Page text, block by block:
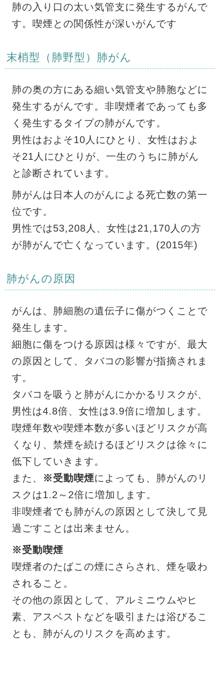
肺の入り口の太い気管支に発生するがんで
す。喫煙との関係性が深いがんです
末梢型（肺野型）肺がん
肺の奥の方にある細い気管支や肺胞などに
発生するがんです。非喫煙者であっても多
く発生するタイプの肺がんです。
男性はおよそ10人にひとり、女性はおよ
そ21人にひとりが、一生のうちに肺がん
と診断されています。
肺がんは日本人のがんによる死亡数の第一
位です。
男性では53,208人、女性は21,170人の方
が肺がんで亡くなっています。(2015年)
肺がんの原因
がんは、肺細胞の遺伝子に傷がつくことで
発生します。
細胞に傷をつける原因は様々ですが、最大
の原因として、タバコの影響が指摘されま
す。
タバコを吸うと肺がんにかかるリスクが、
男性は4.8倍、女性は3.9倍に増加します。
喫煙年数や喫煙本数が多いほどリスクが高
くなり、禁煙を続けるほどリスクは徐々に
低下していきます。
また、 ※受動喫煙によっても、肺がんのリ
スクは1.2～2倍に増加します。
非喫煙者でも肺がんの原因として決して見
過ごすことは出来ません。
※受動喫煙
喫煙者のたばこの煙にさらされ、煙を吸わ
されること。
その他の原因として、アルミニウムやヒ
素、アスベストなどを吸引または浴びるこ
とも、肺がんのリスクを高めます。